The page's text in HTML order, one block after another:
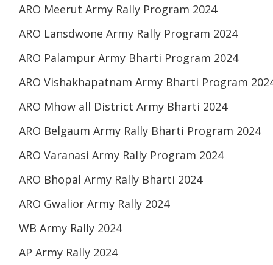
ARO Meerut Army Rally Program 2024
ARO Lansdwone Army Rally Program 2024
ARO Palampur Army Bharti Program 2024
ARO Vishakhapatnam Army Bharti Program
ARO Mhow all District Army Bharti 2024
ARO Belgaum Army Rally Bharti Program 2024
ARO Varanasi Army Rally Program 2024
ARO Bhopal Army Rally Bharti 2024
ARO Gwalior Army Rally 2024
WB Army Rally 2024
AP Army Rally 2024